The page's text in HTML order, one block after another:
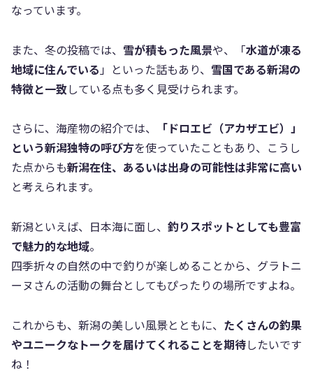
なっています。
また、冬の投稿では、 雪が積もった風景や、「水道が凍る
地域に住んでいる 」といった話もあり、 雪国である新潟の
特徴と一致している点も多く見受けられます。
さらに、海産物の紹介では、
「ドロエビ（アカザエビ）」
という新潟独特の呼び方を使っていたこともあり、こうし
た点からも新潟在住、あるいは出身の可能性は非常に高い
と考えられます。
新潟といえば、日本海に面し、 釣りスポットとしても豊富
で魅力的な地域。
四季折々の自然の中で釣りが楽しめることから、グラトニ
ーヌさんの活動の舞台としてもぴったりの場所ですよね。
これからも、新潟の美しい風景とともに、 たくさんの釣果
やユニークなトークを届けてくれることを期待したいです
ね！